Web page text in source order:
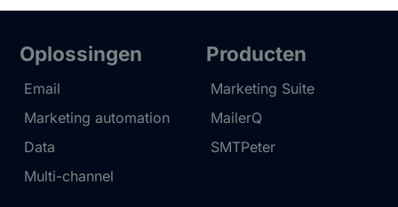
Oplossingen
Email
Marketing automation
Data
Multi-channel
Producten
Marketing Suite
MailerQ
SMTPeter